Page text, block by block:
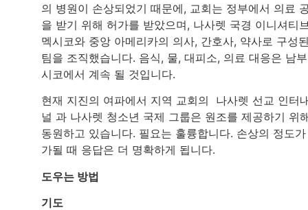
의 병원이 손상되었기 때문에, 교회는 정부에서 의료
을 받기 위해 허가를 받았으며, 나사렛 국경 이니셔티
멕시코와 중앙 아메리카의 의사, 간호사, 약사로 구성
팀을 조직했습니다. 음식, 물, 대피소, 의료 대응은 남
시코에서 계속 될 것입니다.
현재 지진의 여파에서 지역 교회의 나사렛 선교 인터
널 과 나사렛 청소년 국제 그룹은 원조를 제공하기 위
동원하고 있습니다. 필요는 훌륭합니다. 손상의 정도
가될 때 응답은 더 명확하게 됩니다.
도우는 방법
기도